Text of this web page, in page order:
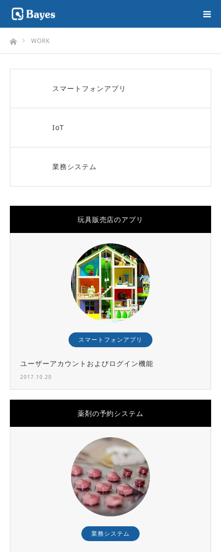
ホームWORK
スマートフォンアプリ
IoT
業務システム
玩具販売店のアプリ
スマートフォンアプリ
ユーザーアカウントおよびログイン機能
2017.10.20
薬剤の予約システム
業務システム